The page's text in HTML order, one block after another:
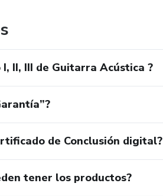
II, III de Guitarra Acústica ?
de Conclusión digital?
tener los productos?